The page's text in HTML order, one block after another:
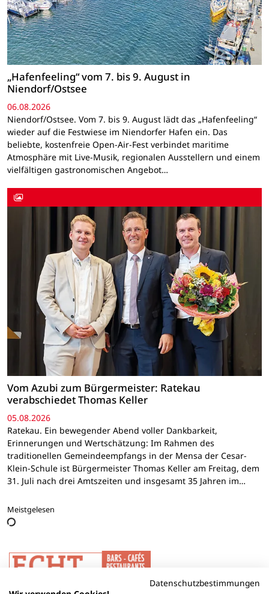
„Hafenfeeling“ vom 7. bis 9. August in
Niendorf/Ostsee
06.08.2026
Niendorf/Ostsee. Vom 7. bis 9. August lädt das „Hafenfeeling“
wieder auf die Festwiese im Niendorfer Hafen ein. Das
beliebte, kostenfreie Open-Air-Fest verbindet maritime
Atmosphäre mit Live-Musik, regionalen Ausstellern und einem
vielfältigen gastronomischen Angebot…
Vom Azubi zum Bürgermeister: Ratekau
verabschiedet Thomas Keller
05.08.2026
Ratekau. Ein bewegender Abend voller Dankbarkeit,
Erinnerungen und Wertschätzung: Im Rahmen des
traditionellen Gemeindeempfangs in der Mensa der Cesar-
Klein-Schule ist Bürgermeister Thomas Keller am Freitag, dem
31. Juli nach drei Amtszeiten und insgesamt 35 Jahren im…
Meistgelesen
Datenschutzbestimmungen